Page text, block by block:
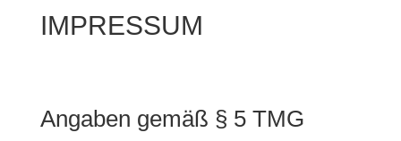
IMPRESSUM
Angaben gemäß § 5 TMG